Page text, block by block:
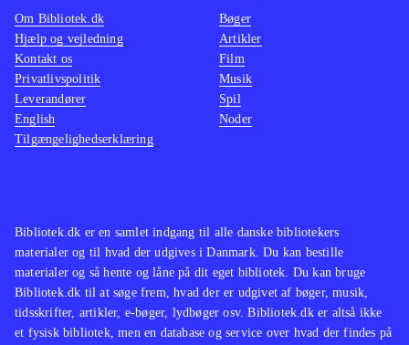
Bibliotek.dk er en samlet indgang til alle danske bibliotekers
materialer og til hvad der udgives i Danmark. Du kan bestille
materialer og så hente og låne på dit eget bibliotek. Du kan bruge
Bibliotek.dk til at søge frem, hvad der er udgivet af bøger, musik,
tidsskrifter, artikler, e-bøger, lydbøger osv. Bibliotek.dk er altså ikke
et fysisk bibliotek, men en database og service over hvad der findes på
Om Bibliotek.dk
Hjælp og vejledning
Kontakt os
Privatlivspolitik
Leverandører
English
Tilgængelighedserklæring
Bøger
Artikler
Film
Musik
Spil
Noder